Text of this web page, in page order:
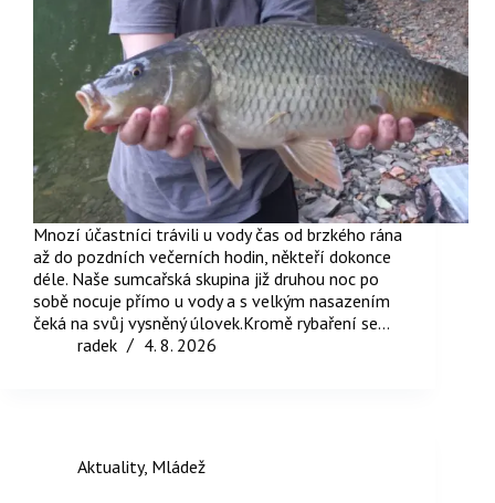
Mnozí účastníci trávili u vody čas od brzkého rána
až do pozdních večerních hodin, někteří dokonce
déle. Naše sumcařská skupina již druhou noc po
sobě nocuje přímo u vody a s velkým nasazením
čeká na svůj vysněný úlovek.Kromě rybaření se…
radek
4. 8. 2026
Aktuality, Mládež